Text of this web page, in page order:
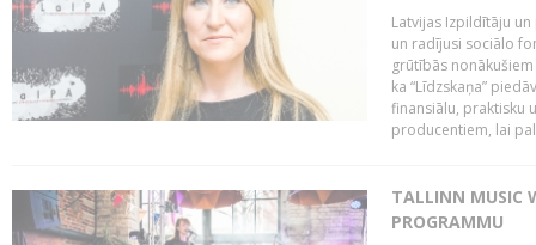
Latvijas Izpildītāju
un radījusi sociālo
grūtībās
ka “Līdzskaņa”
finansiālu, praktisku
producentiem, lai
TALLINN MUSIC
PROGRAMMU